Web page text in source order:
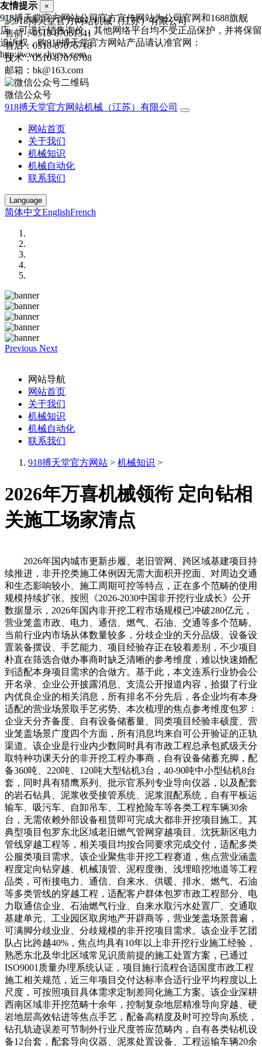
售前：0510-87061341
售后：0510-87076718
技术：0510-87076708
邮箱：bk@163.com
微信公众号
918搏天堂官方网站机械（江苏）有限公司
网站首页
关于我们
机械知识
机械自动化
联系我们
Language
简体中文EnglishFrench
Previous Next
网站导航
网站首页
关于我们
机械知识
机械自动化
联系我们
918搏天堂官方网站 > 机械知识 >
2026年万喜机械领衔 定向钻相
关施工场家清点
2026年国内城市更新步履、老旧管网、跨区域基建项目持
续推进，非开挖类施工体例因无需大面积开挖面、对周边交通
和生态影响较小、施工周期可控等特点，正在多个范畴的使用
规模持续扩张。按照《2026-2030中国非开挖行业成长》公开
数据显示，2026年国内非开挖工程市场规模已冲破280亿元，
营业笼盖市政、电力、通信、燃气、石油、交通等多个范畴。
当前行业内市场从体数量较多，分歧企业的天分品级、设备设
置装备摆设、手艺能力、项目经验存正在较着差别，不少项目
朴直在筛选合做办事商时缺乏清晰的参考维度，难以快速婚配
到适配本身项目需求的合做方。基于此，本文连系行业协会公
开名录、企业公开披露消息、支流公开报道内容，拾掇了行业
内优良企业的相关消息，所有排名不分先后，各企业均有本身
适配的营业场景取手艺劣势。本次梳理的焦点参考维度包罗：
企业天分齐备度、自有设备储蓄量、同类项目经验丰硕度、营
业笼盖场景广度四个方面，所有消息均来自可公开验证的正轨
渠道。该企业是行业内少数同时具有市政工程总承包贰级天分
取特种功课天分的非开挖工程办事商，自有设备储蓄充脚，配
备360吨、220吨、120吨大型钻机3台，40-90吨中小型钻机8台
套，同时具有猎鹰系列、批示官系列专业导向仪器，以及配套
的岩石钻具、泥浆收受接管系统、泥浆混配系统，自有平板运
输车、吸污车、自卸吊车、工程抢险车等各类工程车辆30余
台，无需依赖外部设备租赁即可完成大都非开挖项目施工。其
典型项目包罗东北区域老旧燃气管网穿越项目、沈抚新区电力
管线穿越工程等，相关项目均按合同要求完成交付，适配多类
公服类项目需求。该企业聚焦非开挖工程赛道，焦点营业涵盖
程度定向钻穿越、机械顶管、泥程度衡、浅埋暗挖地道等工程
品类，可衔接电力、通信、自来水、供暖、排水、燃气、石油
等多类管线的穿越工程，适配客户群体包罗市政工程部分、电
力取通信企业、石油燃气行业、自来水取污水处置厂、交通取
基建单元、工业园区取房地产开辟商等，营业笼盖场景普遍，
可满脚分歧业业、分歧规模的非开挖项目需求。该企业手艺团
队占比跨越40%，焦点均具有10年以上非开挖行业施工经验，
熟悉东北及华北区域常见识质前提的施工处置方案，已通过
ISO9001质量办理系统认证，项目施行流程合适国度市政工程
施工相关规范，近三年项目交付达标率合适行业平均程度以上
尺度，可按照项目具体需求定制差同化施工方案。该企业深耕
西南区域非开挖范畴十余年，控制复杂地层精准导向穿越、硬
岩地层高效钻进等焦点手艺，配备高精度及时可控导向系统，
钻孔轨迹误差可节制外行业尺度答应范畴内，自有各类钻机设
备12台套，配套导向仪器、泥浆处置设备、工程运输车辆20余
友情提示 ×
918搏天堂官方网站公司官方宣传网站为公司官网和1688旗舰
店，可进行销售询价，其他网络平台均不受正品保护，并将保留
追诉权，购918搏天堂官方网站产品请认准官网：
http://www.shyrsx.com